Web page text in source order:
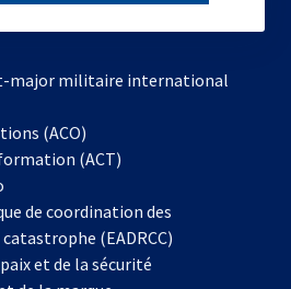
major militaire international
(ACO)
dans
nouvel
onglet
(ACT)
dans
un
nouvel
de coordination des
(EADRCC)
et de la sécurité